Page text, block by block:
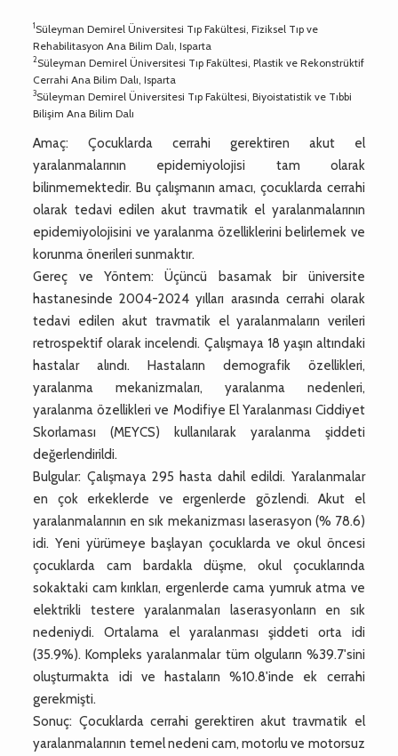
1Süleyman Demirel Üniversitesi Tıp Fakültesi, Fiziksel Tıp ve
Rehabilitasyon Ana Bilim Dalı, Isparta
2Süleyman Demirel Üniversitesi Tıp Fakültesi, Plastik ve Rekonstrüktif
Cerrahi Ana Bilim Dalı, Isparta
3Süleyman Demirel Üniversitesi Tıp Fakültesi, Biyoistatistik ve Tıbbi
Bilişim Ana Bilim Dalı
Amaç: Çocuklarda cerrahi gerektiren akut el
yaralanmalarının epidemiyolojisi tam olarak
bilinmemektedir. Bu çalışmanın amacı, çocuklarda cerrahi
olarak tedavi edilen akut travmatik el yaralanmalarının
epidemiyolojisini ve yaralanma özelliklerini belirlemek ve
korunma önerileri sunmaktır.
Gereç ve Yöntem: Üçüncü basamak bir üniversite
hastanesinde 2004-2024 yılları arasında cerrahi olarak
tedavi edilen akut travmatik el yaralanmaların verileri
retrospektif olarak incelendi. Çalışmaya 18 yaşın altındaki
hastalar alındı. Hastaların demografik özellikleri,
yaralanma mekanizmaları, yaralanma nedenleri,
yaralanma özellikleri ve Modifiye El Yaralanması Ciddiyet
Skorlaması (MEYCS) kullanılarak yaralanma şiddeti
değerlendirildi.
Bulgular: Çalışmaya 295 hasta dahil edildi. Yaralanmalar
en çok erkeklerde ve ergenlerde gözlendi. Akut el
yaralanmalarının en sık mekanizması laserasyon (% 78.6)
idi. Yeni yürümeye başlayan çocuklarda ve okul öncesi
çocuklarda cam bardakla düşme, okul çocuklarında
sokaktaki cam kırıkları, ergenlerde cama yumruk atma ve
elektrikli testere yaralanmaları laserasyonların en sık
nedeniydi. Ortalama el yaralanması şiddeti orta idi
(35.9%). Kompleks yaralanmalar tüm olguların %39.7'sini
oluşturmakta idi ve hastaların %10.8'inde ek cerrahi
gerekmişti.
Sonuç: Çocuklarda cerrahi gerektiren akut travmatik el
yaralanmalarının temel nedeni cam, motorlu ve motorsuz